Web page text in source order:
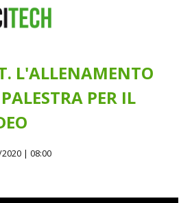
L'ALLENAMENTO
PER IL
| 08:00